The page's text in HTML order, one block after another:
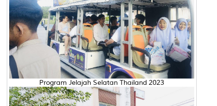
Program Jelajah Selatan Thailand 2023